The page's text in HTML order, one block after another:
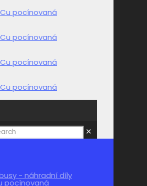
✕
- náhradní díly
pocínovaná